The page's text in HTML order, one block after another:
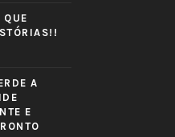
A
E